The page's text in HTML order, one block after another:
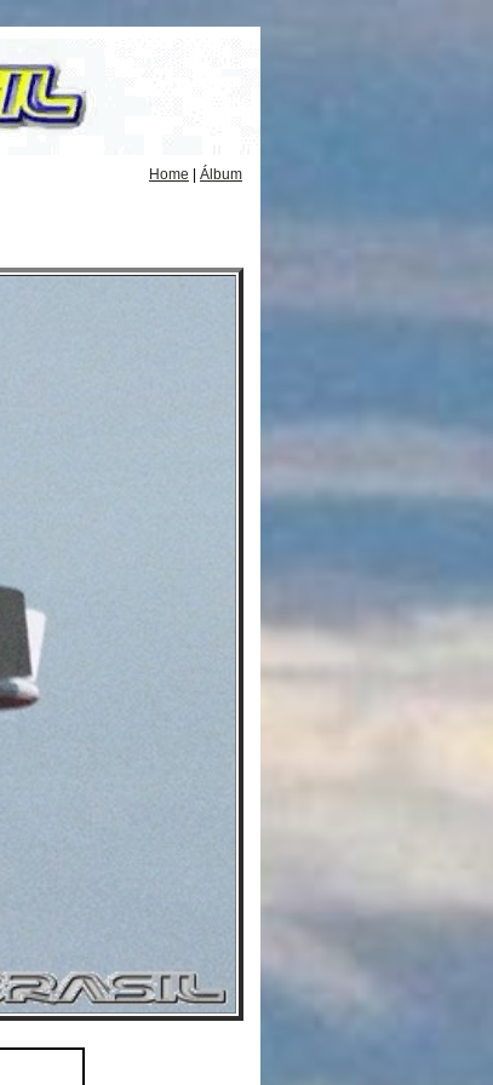
Home Álbum